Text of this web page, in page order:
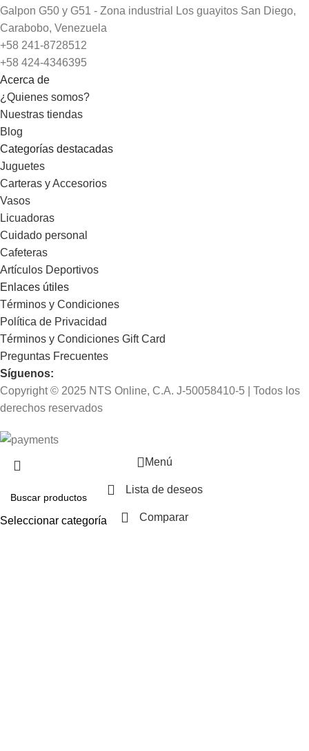
Galpon G50 y G51 - Zona industrial Los guayitos San Diego,
Carabobo, Venezuela
+58 241-8728512
+58 424-4346395
Acerca de
¿Quienes somos?
Nuestras tiendas
Blog
Categorías destacadas
Juguetes
Carteras y Accesorios
Vasos
Licuadoras
Cuidado personal
Cafeteras
Artículos Deportivos
Enlaces útiles
Términos y Condiciones
Política de Privacidad
Términos y Condiciones Gift Card
Preguntas Frecuentes
Síguenos:
Copyright © 2025 NTS Online, C.A. J-50058410-5 | Todos los
derechos reservados
Seleccionar categoría
Menú
Lista de deseos
Comparar